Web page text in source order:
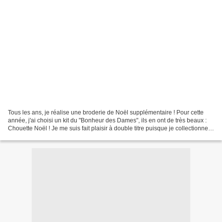
Tous les ans, je réalise une broderie de Noël supplémentaire ! Pour cette
année, j'ai choisi un kit du "Bonheur des Dames", ils en ont de très beaux :
Chouette Noël ! Je me suis fait plaisir à double titre puisque je collectionne